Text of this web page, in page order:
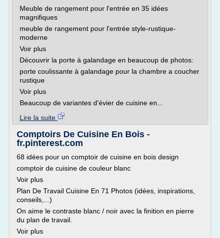
Meuble de rangement pour l'entrée en 35 idées
magnifiques
meuble de rangement pour l'entrée style-rustique-
moderne
Voir plus
Découvrir la porte à galandage en beaucoup de photos:
porte coulissante à galandage pour la chambre a coucher
rustique
Voir plus
Beaucoup de variantes d'évier de cuisine en...
Lire la suite
Comptoirs De Cuisine En Bois -
fr.pinterest.com
68 idées pour un comptoir de cuisine en bois design
comptoir de cuisine de couleur blanc
Voir plus
Plan De Travail Cuisine En 71 Photos (idées, inspirations,
conseils,...)
On aime le contraste blanc / noir avec la finition en pierre
du plan de travail.
Voir plus